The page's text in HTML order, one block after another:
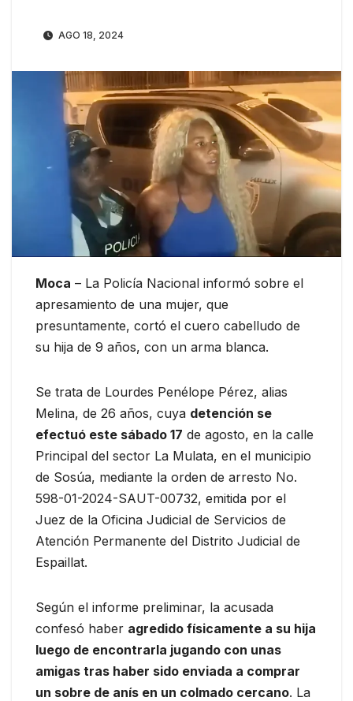
AGO 18, 2024
Moca – La Policía Nacional informó sobre el
apresamiento de una mujer, que
presuntamente, cortó el cuero cabelludo de
su hija de 9 años, con un arma blanca.
Se trata de Lourdes Penélope Pérez, alias
Melina, de 26 años, cuya detención se
efectuó este sábado 17 de agosto, en la calle
Principal del sector La Mulata, en el municipio
de Sosúa, mediante la orden de arresto No.
598-01-2024-SAUT-00732, emitida por el
Juez de la Oficina Judicial de Servicios de
Atención Permanente del Distrito Judicial de
Espaillat.
Según el informe preliminar, la acusada
confesó haber agredido físicamente a su hija
luego de encontrarla jugando con unas
amigas tras haber sido enviada a comprar
un sobre de anís en un colmado cercano. La